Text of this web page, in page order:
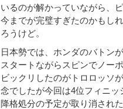
いるのが解かっていながら、
今までが完璧すぎたのかもし
ろうけど。
日本勢では、ホンダのバトン
スタートながらスピンでノーポ
ビックリしたのがトロロッソ
念でしたが今回は4位フィニ
降格処分の予定が取り消され